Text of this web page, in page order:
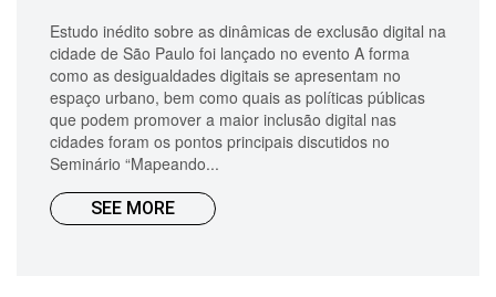
Estudo inédito sobre as dinâmicas de exclusão digital na
cidade de São Paulo foi lançado no evento A forma
como as desigualdades digitais se apresentam no
espaço urbano, bem como quais as políticas públicas
que podem promover a maior inclusão digital nas
cidades foram os pontos principais discutidos no
Seminário “Mapeando...
SEE MORE